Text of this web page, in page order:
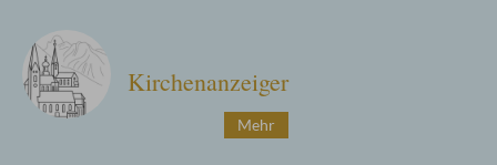
Kirchenanzeiger
Mehr